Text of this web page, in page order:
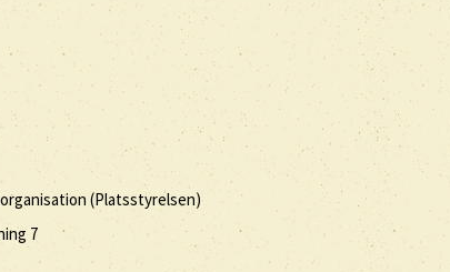
(Platsstyrelsen)
7